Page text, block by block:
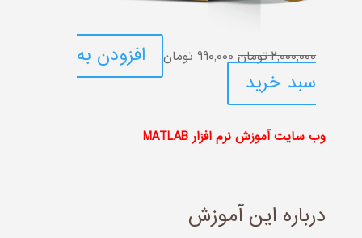
2,000,000تومان قیمت
اصلی:
2,000,000 تومان
بود.
990,000تومان قیمت
فعلی:
990,000 تومان.
افزودن به
سبد خرید
وب سایت آموزش نرم افزار MATLAB
درباره این آموزش